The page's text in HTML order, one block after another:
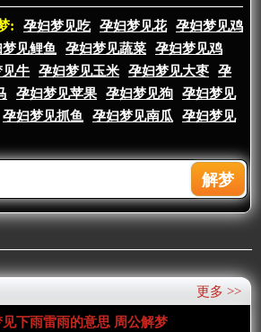
: 孕妇梦见吃 孕妇梦见花
孕妇梦见鸡
见鲤鱼 孕妇梦见蔬菜
孕妇梦见鸡
见牛 孕妇梦见玉米 孕妇梦见大枣
孕
孕妇梦见苹果 孕妇梦见狗
孕妇梦见
孕妇梦见抓鱼 孕妇梦见南瓜
孕妇梦见
更多 >>
见下雨雷雨的意思 周公解梦